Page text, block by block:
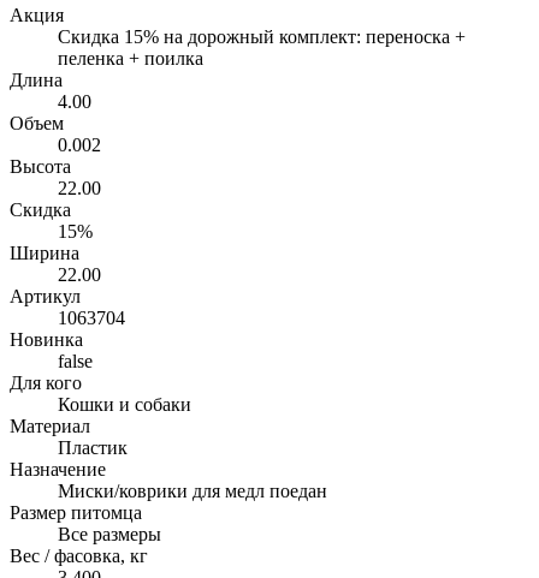
Акция
Скидка 15% на дорожный комплект: переноска +
пеленка + поилка
Длина
4.00
Объем
0.002
Высота
22.00
Скидка
15%
Ширина
22.00
Артикул
1063704
Новинка
false
Для кого
Кошки и собаки
Материал
Пластик
Назначение
Миски/коврики для медл поедан
Размер питомца
Все размеры
Вес / фасовка, кг